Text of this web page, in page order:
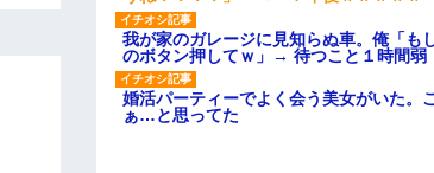
我が家のガレージに見知らぬ車。俺「も
のボタン押してｗ」→ 待つこと１時間弱
婚活パーティーでよく会う美女がいた。
ぁ…と思ってた